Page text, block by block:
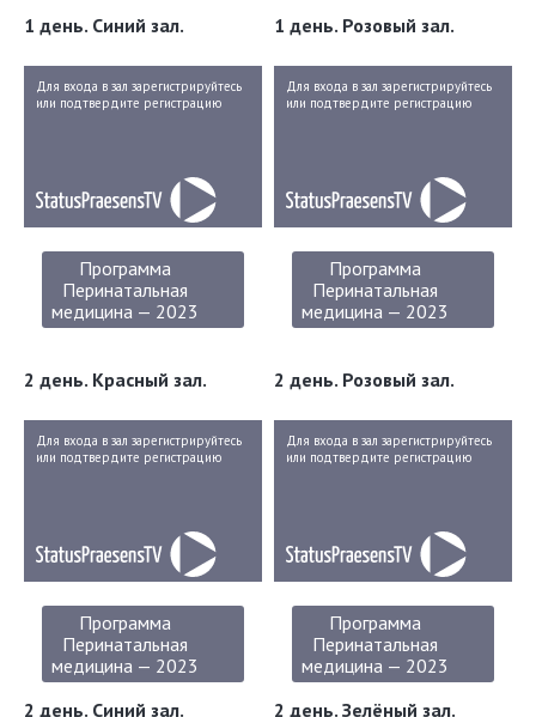
1 день. Синий зал.
Для входа в зал зарегистрируйтесь
или подтвердите регистрацию
Программа
Перинатальная
медицина — 2023
1 день. Розовый зал.
Для входа в зал зарегистрируйтесь
или подтвердите регистрацию
Программа
Перинатальная
медицина — 2023
2 день. Красный зал.
Для входа в зал зарегистрируйтесь
или подтвердите регистрацию
Программа
Перинатальная
медицина — 2023
2 день. Розовый зал.
Для входа в зал зарегистрируйтесь
или подтвердите регистрацию
Программа
Перинатальная
медицина — 2023
2 день. Синий зал.
2 день. Зелёный зал.